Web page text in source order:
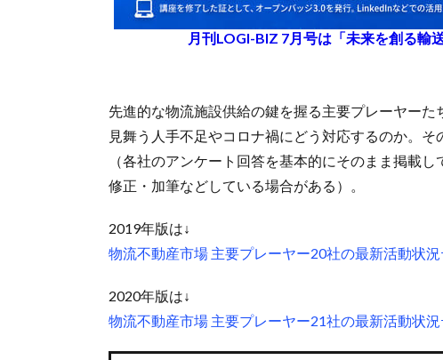
月刊LOGI-BIZ 7月号は「未来を創る輸
先進的な物流施設供給の鍵を握る主要プレーヤー
見舞う人手不足やコロナ禍にどう対応するのか。
（各社のアンケート回答を基本的にそのまま掲載
修正・加筆などしている場合がある）。
2019年版は↓
物流不動産市場 主要プレーヤー20社の最新活動状
2020年版は↓
物流不動産市場 主要プレーヤー21社の最新活動状